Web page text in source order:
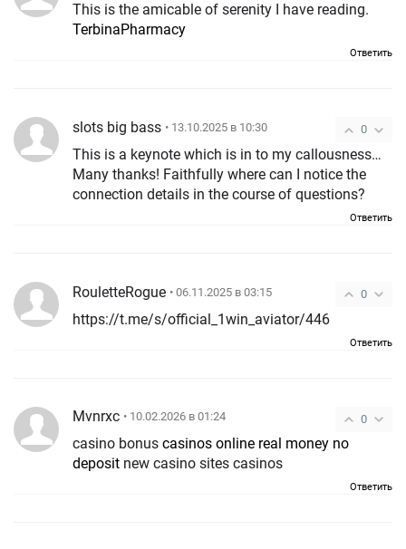
This is the amicable of serenity I have reading.
TerbinaPharmacy
Ответить
0
slots big bass • 13.10.2025 в 10:30
This is a keynote which is in to my callousness…
Many thanks! Faithfully where can I notice the
connection details in the course of questions?
Ответить
0
RouletteRogue • 06.11.2025 в 03:15
https://t.me/s/official_1win_aviator/446
Ответить
0
Mvnrxc • 10.02.2026 в 01:24
casino bonus casinos online real money no
deposit new casino sites casinos
Ответить